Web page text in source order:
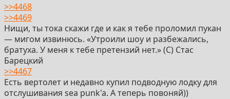
>>4468
>>4469
Нищи, ты тока скажи где и как я тебе проломил пукан
— мигом извинюсь. «Утроили шоу и разбежались,
братуха. У меня к тебе претензий нет.» (С) Стас
Барецкий
>>4467
Есть вертолет и недавно купил подводную лодку для
отслушивания sea punk'a. А теперь повоняй))